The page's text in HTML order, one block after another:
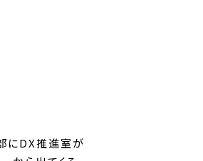
にDX推進室が